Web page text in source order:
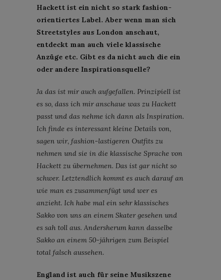
Hackett ist ein nicht so stark fashion-
orientiertes Label. Aber wenn man sich
Streetstyles aus London anschaut,
entdeckt man auch viele klassische
Anzüge etc. Gibt es da nicht auch die ein
oder andere Inspirationsquelle?
Ja das ist mir auch aufgefallen. Prinzipiell ist
es so, dass ich mir anschaue was zu Hackett
passt und das nehme ich dann als Inspiration.
Ich finde es interessant kleine Details von,
sagen wir, fashion-lastigeren Outfits zu
nehmen und sie in die klassische Sprache von
Hackett zu übernehmen. Das ist gar nicht so
schwer. Letztendlich kommt es auch darauf an
wie man es zusammenfügt und wer es
anzieht. Ich habe mal ein sehr klassisches
Sakko von uns an einem Skater gesehen und
es sah toll aus. Andersherum kann dasselbe
Sakko an einem 50-jährigen zum Beispiel
total falsch aussehen.
England ist auch für seine Musikszene